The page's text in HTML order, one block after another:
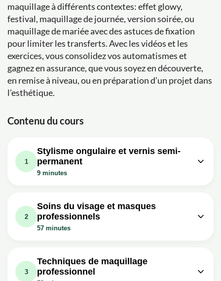
maquillage à différents contextes: effet glowy,
festival, maquillage de journée, version soirée, ou
maquillage de mariée avec des astuces de fixation
pour limiter les transferts. Avec les vidéos et les
exercices, vous consolidez vos automatismes et
gagnez en assurance, que vous soyez en découverte,
en remise à niveau, ou en préparation d’un projet dans
l’esthétique.
Contenu du cours
1
Stylisme ongulaire et vernis semi-
permanent
9 minutes
pose de capsules
Exercice: Quelle est l'étape importante à réaliser après
avoir collé une capsule pour prolonger l'ongle naturel?
Exercice: Quel est l'un des avantages principaux du
vernis semi-permanent par rapport au vernis classique?
2
Soins du visage et masques
professionnels
57 minutes
masques - CAP Esthétique
Cosmétique
3
Techniques de maquillage
professionnel